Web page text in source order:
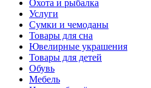
Охота и рыбалка
Услуги
Сумки и чемоданы
Товары для сна
Ювелирные украшения
Товары для детей
Обувь
Мебель